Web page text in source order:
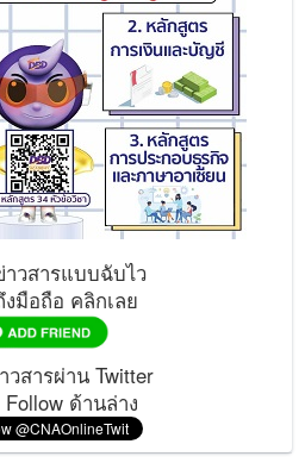
วสารแบบฉับไว
งมือถือ คลิกเลย
สารผ่าน Twitter
ด้านล่าง